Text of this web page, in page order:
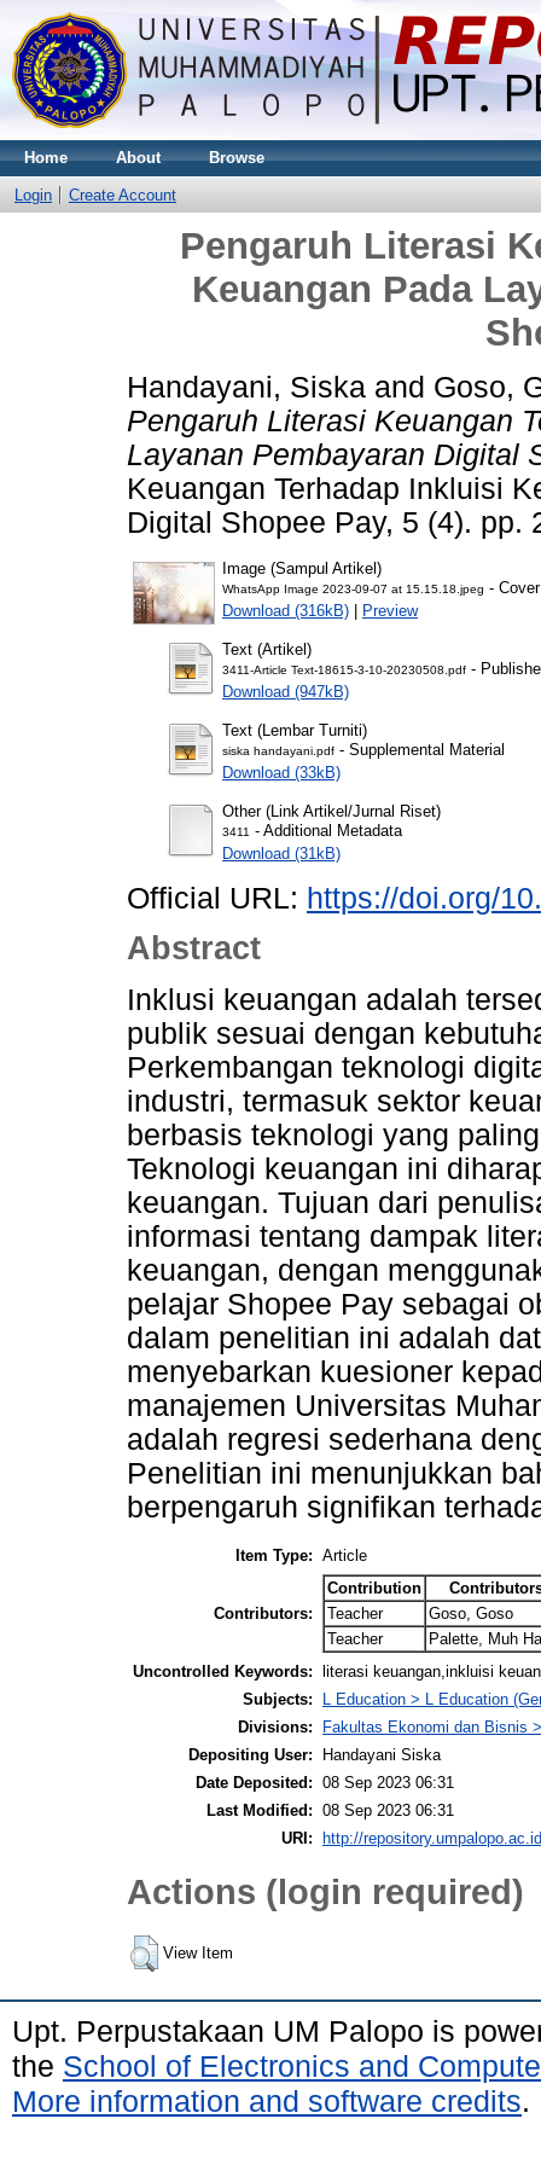
Home About Browse
Login Create Account
Pengaruh Literasi
Keuangan Pada
Handayani, Siska and Goso,
Pengaruh Literasi Keuangan
Layanan Pembayaran Digital
Keuangan Terhadap Inkluisi
Digital Shopee Pay, 5 (4). pp.
Image (Sampul Artikel)
WhatsApp Image 2023-09-07 at 15.15.18.jpeg -
Download (316kB) | Preview
Text (Artikel)
3411-Article Text-18615-3-10-20230508.pdf -
Download (947kB)
Text (Lembar Turniti)
siska handayani.pdf - Supplemental Material
Download (33kB)
Other (Link Artikel/Jurnal Riset)
3411 - Additional Metadata
Download (31kB)
Official URL: https://doi.org/
Abstract
Inklusi keuangan adalah
publik sesuai dengan
Perkembangan teknologi
industri, termasuk sektor
berbasis teknologi yang
Teknologi keuangan ini
keuangan. Tujuan dari
informasi tentang dampak
keuangan, dengan
pelajar Shopee Pay sebagai
dalam penelitian ini adalah
menyebarkan kuesioner
manajemen Universitas
adalah regresi sederhana
Penelitian ini menunjukkan
berpengaruh signifikan
Item Type: Article
Contributors:
Contribution
Teacher
Goso, Goso
Teacher
Palette, Muh
Uncontrolled Keywords:
literasi keuangan,inkluisi
Subjects:
L Education > L Education
Divisions:
Fakultas Ekonomi dan Bisnis
Depositing User:
Handayani Siska
Date Deposited: 08 Sep 2023 06:31
Last Modified: 08 Sep 2023 06:31
URI:
http://
Actions (login required)
View Item
Upt. Perpustakaan UM Palopo is
the School of Electronics and
More information and software credits.